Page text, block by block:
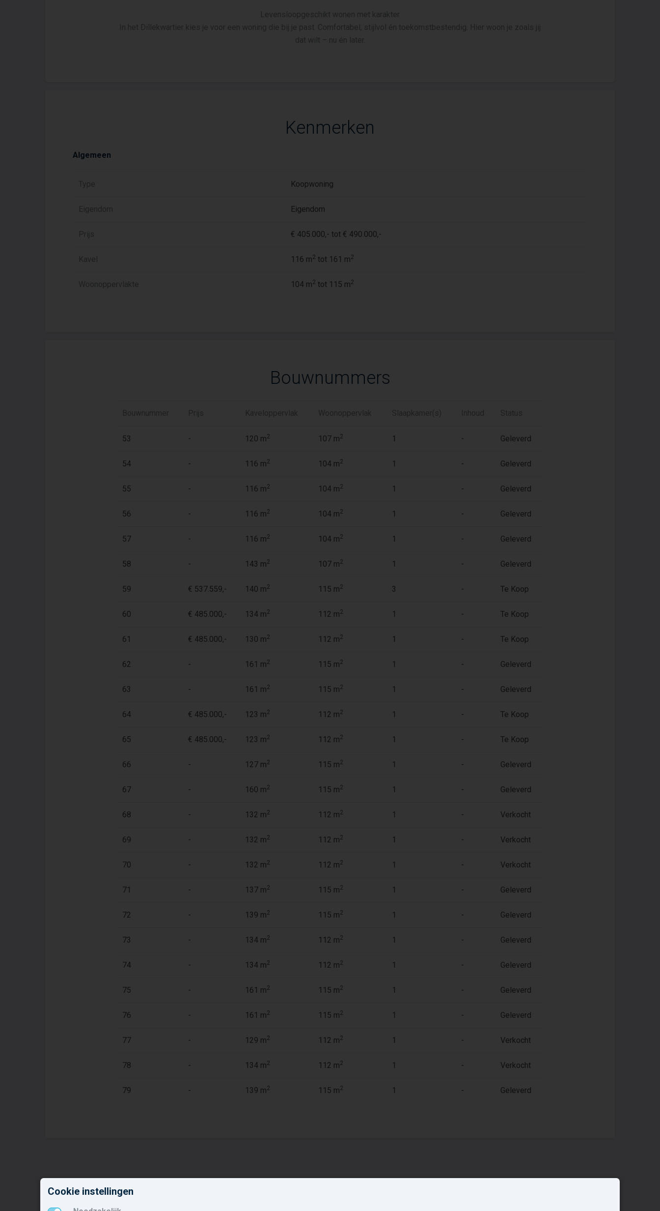
Levensloopgeschikt wonen met karakter
In het Dillekwartier kies je voor een woning die bij je past. Comfortabel, stijlvol én toekomstbestendig. Hier woon je zoals jij
dat wilt – nu én later.
Kenmerken
Algemeen
Type Koopwoning
Eigendom Eigendom
Prijs € 405.000,- tot € 490.000,-
Kavel 116 m2 tot 161 m2
Woonoppervlakte 104 m2 tot 115 m2
Bouwnummers
Bouwnummer Prijs Kaveloppervlak Woonoppervlak Slaapkamer(s) Inhoud Status
53 - 120 m2 107 m2 1 - Geleverd
54 - 116 m2 104 m2 1 - Geleverd
55 - 116 m2 104 m2 1 - Geleverd
56 - 116 m2 104 m2 1 - Geleverd
57 - 116 m2 104 m2 1 - Geleverd
58 - 143 m2 107 m2 1 - Geleverd
59 € 537.559,- 140 m2 115 m2 3 - Te Koop
60 € 485.000,- 134 m2 112 m2 1 - Te Koop
61 € 485.000,- 130 m2 112 m2 1 - Te Koop
62 - 161 m2 115 m2 1 - Geleverd
63 - 161 m2 115 m2 1 - Geleverd
64 € 485.000,- 123 m2 112 m2 1 - Te Koop
65 € 485.000,- 123 m2 112 m2 1 - Te Koop
66 - 127 m2 115 m2 1 - Geleverd
67 - 160 m2 115 m2 1 - Geleverd
68 - 132 m2 112 m2 1 - Verkocht
69 - 132 m2 112 m2 1 - Verkocht
70 - 132 m2 112 m2 1 - Verkocht
71 - 137 m2 115 m2 1 - Geleverd
72 - 139 m2 115 m2 1 - Geleverd
73 - 134 m2 112 m2 1 - Geleverd
74 - 134 m2 112 m2 1 - Geleverd
75 - 161 m2 115 m2 1 - Geleverd
76 - 161 m2 115 m2 1 - Geleverd
77 - 129 m2 112 m2 1 - Verkocht
78 - 134 m2 112 m2 1 - Verkocht
79 - 139 m2 115 m2 1 - Geleverd
Nieuwbouw in deze
Cookie instellingen